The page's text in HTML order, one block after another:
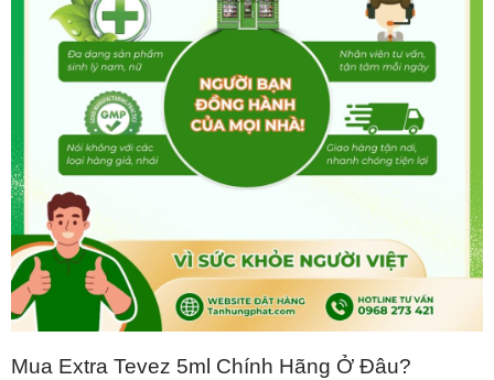
Mua Extra Tevez 5ml Chính Hãng Ở Đâu?